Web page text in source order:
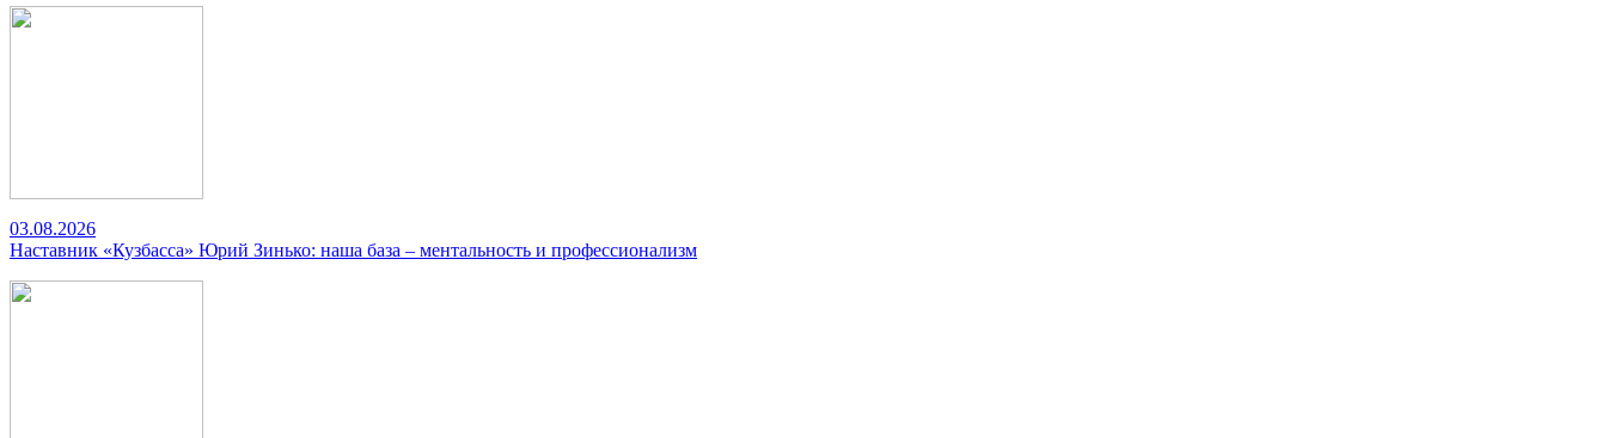
03.08.2026
Наставник «Кузбасса» Юрий Зинько: наша база – ментальность и профессионализм